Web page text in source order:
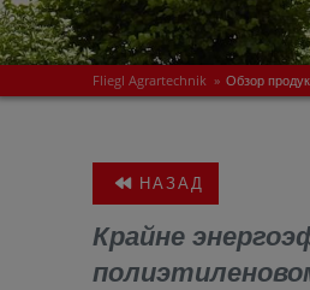
Fliegl Agrartechnik » Обзор
НАЗАД
Крайне